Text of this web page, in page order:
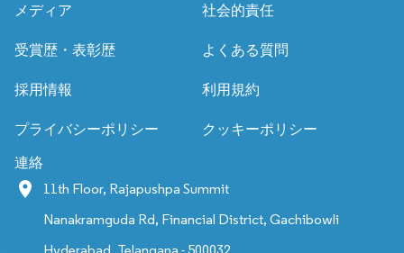
メディア 社会的責任
受賞歴・表彰歴 よくある質問
採用情報 利用規約
プライバシーポリシー クッキーポリシー
連絡
11th Floor, Rajapushpa Summit
Nanakramguda Rd, Financial District, Gachibowli
Hyderabad, Telangana - 500032